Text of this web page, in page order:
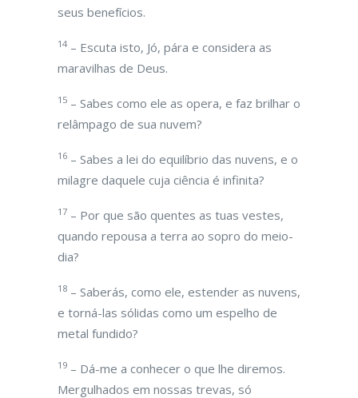
seus benefícios.
14 – Escuta isto, Jó, pára e considera as
maravilhas de Deus.
15 – Sabes como ele as opera, e faz brilhar o
relâmpago de sua nuvem?
16 – Sabes a lei do equilíbrio das nuvens, e o
milagre daquele cuja ciência é infinita?
17 – Por que são quentes as tuas vestes,
quando repousa a terra ao sopro do meio-
dia?
18 – Saberás, como ele, estender as nuvens,
e torná-las sólidas como um espelho de
metal fundido?
19 – Dá-me a conhecer o que lhe diremos.
Mergulhados em nossas trevas, só